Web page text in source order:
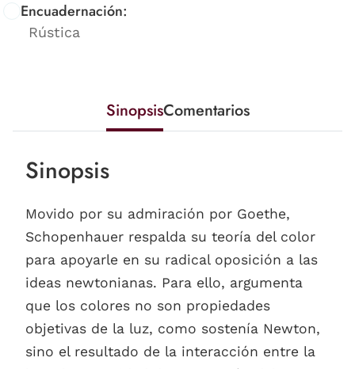
Encuadernación:
Rústica
SinopsisComentarios
Sinopsis
Movido por su admiración por Goethe,
Schopenhauer respalda su teoría del color
para apoyarle en su radical oposición a las
ideas newtonianas. Para ello, argumenta
que los colores no son propiedades
objetivas de la luz, como sostenía Newton,
sino el resultado de la interacción entre la